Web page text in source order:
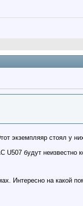
экземпляяр стоял у
будут неизвестно
Интересно на какой